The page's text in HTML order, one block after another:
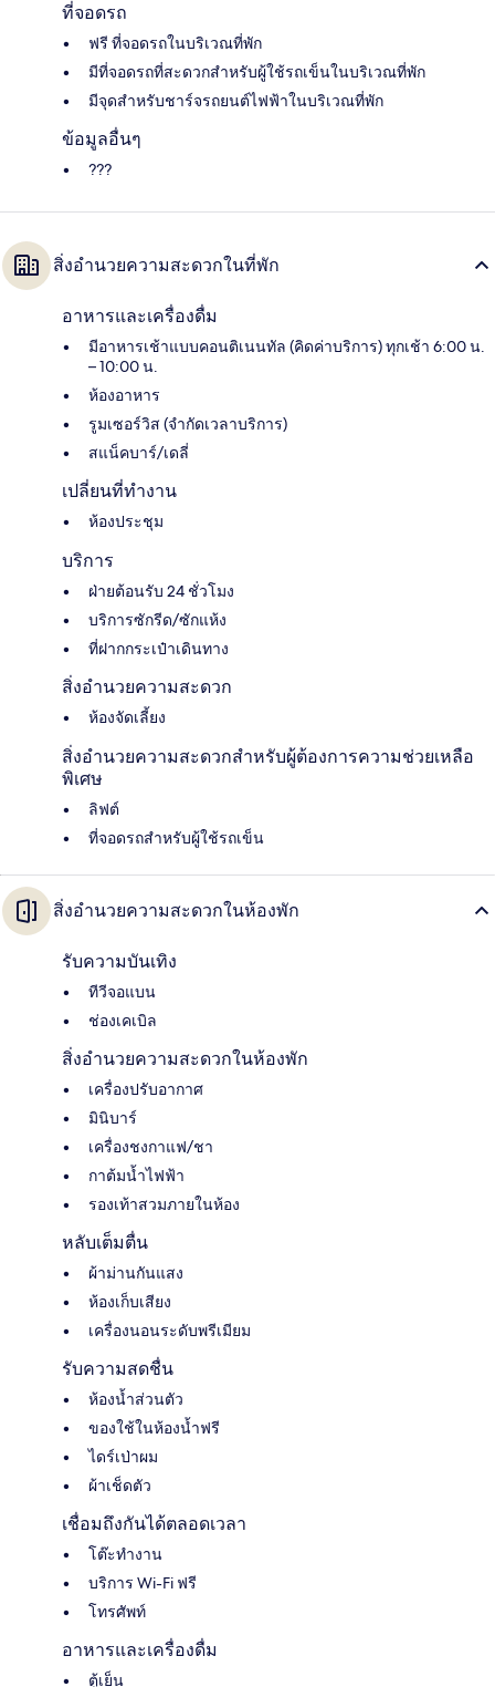
ที่จอดรถ
ฟรี ที่จอดรถในบริเวณที่พัก
มีที่จอดรถที่สะดวกสำหรับผู้ใช้รถเข็นในบริเวณที่พัก
มีจุดสำหรับชาร์จรถยนต์ไฟฟ้าในบริเวณที่พัก
ข้อมูลอื่นๆ
???
สิ่งอำนวยความสะดวกในที่พัก
อาหารและเครื่องดื่ม
มีอาหารเช้าแบบคอนติเนนทัล (คิดค่าบริการ) ทุกเช้า 6:00 น.
– 10:00 น.
ห้องอาหาร
รูมเซอร์วิส (จำกัดเวลาบริการ)
สแน็คบาร์/เดลี่
เปลี่ยนที่ทำงาน
ห้องประชุม
บริการ
ฝ่ายต้อนรับ 24 ชั่วโมง
บริการซักรีด/ซักแห้ง
ที่ฝากกระเป๋าเดินทาง
สิ่งอำนวยความสะดวก
ห้องจัดเลี้ยง
สิ่งอำนวยความสะดวกสำหรับผู้ต้องการความช่วยเหลือ
พิเศษ
ลิฟต์
ที่จอดรถสำหรับผู้ใช้รถเข็น
สิ่งอำนวยความสะดวกในห้องพัก
รับความบันเทิง
ทีวีจอแบน
ช่องเคเบิล
สิ่งอำนวยความสะดวกในห้องพัก
เครื่องปรับอากาศ
มินิบาร์
เครื่องชงกาแฟ/ชา
กาต้มน้ำไฟฟ้า
รองเท้าสวมภายในห้อง
หลับเต็มตื่น
ผ้าม่านกันแสง
ห้องเก็บเสียง
เครื่องนอนระดับพรีเมียม
รับความสดชื่น
ห้องน้ำส่วนตัว
ของใช้ในห้องน้ำฟรี
ไดร์เป่าผม
ผ้าเช็ดตัว
เชื่อมถึงกันได้ตลอดเวลา
โต๊ะทำงาน
บริการ Wi-Fi ฟรี
โทรศัพท์
อาหารและเครื่องดื่ม
ตู้เย็น